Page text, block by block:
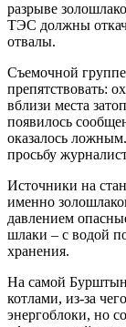
разрыве
ТЭС должны
отвалы.
Съемочной
препятствовать:
вблизи места
появилось
оказалось
просьбу
Источники на
именно
давлением
шлаки – с водой
хранения.
На самой
котлами, из-за
энергоблоки, но